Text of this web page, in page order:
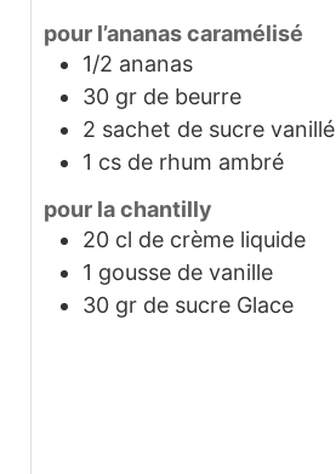
pour l’ananas caramélisé
1/2 ananas
30 gr de beurre
2 sachet de sucre vanillé
1 cs de rhum ambré
pour la chantilly
20 cl de crème liquide
1 gousse de vanille
30 gr de sucre Glace